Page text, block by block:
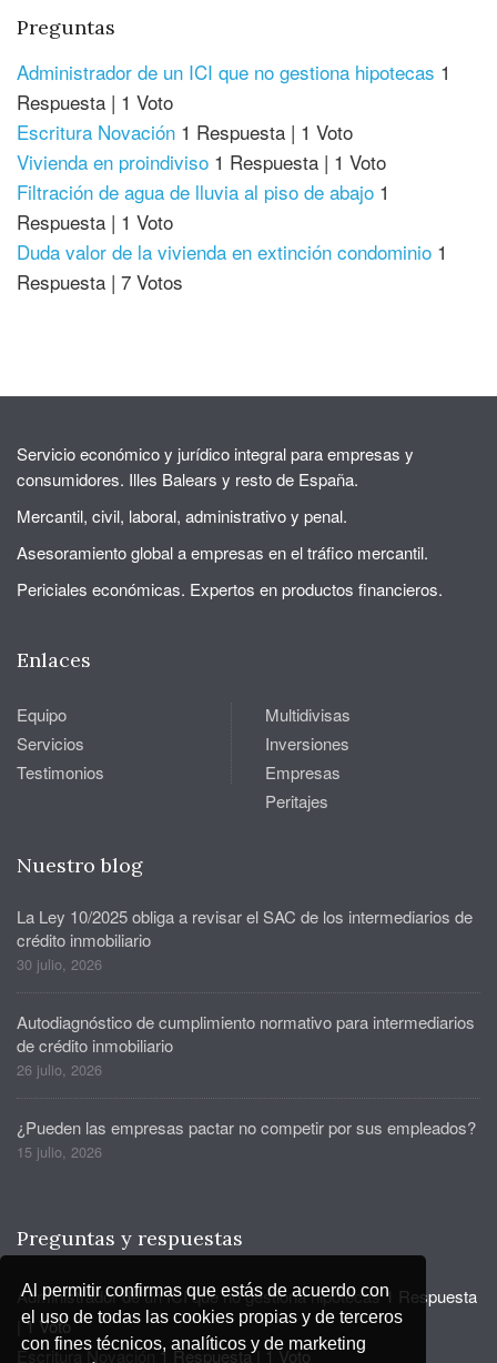
Al permitir confirmas que estás de acuerdo con
el uso de todas las cookies propias y de terceros
con fines técnicos, analíticos y de marketing
Preguntas
Administrador de un ICI que no gestiona hipotecas 1
Respuesta | 1 Voto
Escritura Novación 1 Respuesta | 1 Voto
Vivienda en proindiviso 1 Respuesta | 1 Voto
Filtración de agua de lluvia al piso de abajo 1
Respuesta | 1 Voto
Duda valor de la vivienda en extinción condominio 1
Respuesta | 7 Votos
Servicio económico y jurídico integral para empresas y
consumidores. Illes Balears y resto de España.
Mercantil, civil, laboral, administrativo y penal.
Asesoramiento global a empresas en el tráfico mercantil.
Periciales económicas. Expertos en productos financieros.
Enlaces
Equipo
Servicios
Testimonios
Multidivisas
Inversiones
Empresas
Peritajes
Nuestro blog
La Ley 10/2025 obliga a revisar el SAC de los intermediarios de
crédito inmobiliario
30 julio, 2026
Autodiagnóstico de cumplimiento normativo para intermediarios
de crédito inmobiliario
26 julio, 2026
¿Pueden las empresas pactar no competir por sus empleados?
15 julio, 2026
Preguntas y respuestas
Administrador de un ICI que no gestiona hipotecas 1 Respuesta
|1 Voto
Escritura Novación1 Respuesta| 1 Voto